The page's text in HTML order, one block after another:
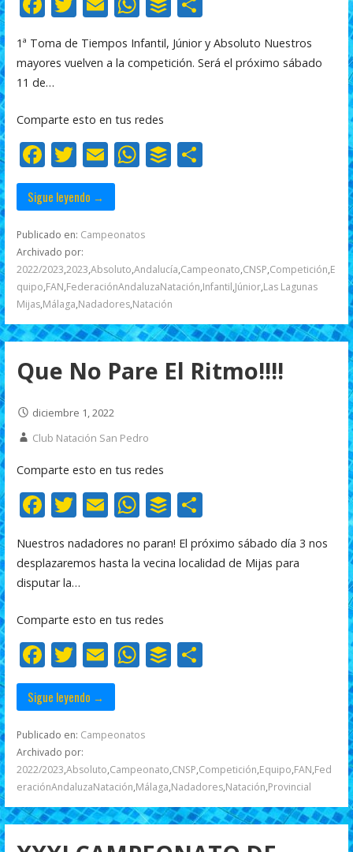
ac
e
b
o
k
ittai
h
at
s
p
p
uf
f m
r
1ª Toma de Tiempos Infantil, Júnior y Absoluto Nuestros
mayores vuelven a la competición. Será el próximo sábado
11 de…
Comparte esto en tus redes
F
ac
e
b
o
o
k
T
w
itt
er
E
m
ai
l
W
s
p
p
B C
ti
Sigue leyendo →
Publicado en: Campeonatos
Archivado por:
2022/2023,2023,Absoluto,Andalucía,Campeonato,CNSP,Competición,E
quipo,FAN,FederaciónAndaluzaNatación,Infantil,Júnior,Las Lagunas
Mijas,Málaga,Nadadores,Natación
Que No Pare El Ritmo!!!!
diciembre 1, 2022
Club Natación San Pedro
Comparte esto en tus redes
F
e
b
o
k
T
w
itt
er
E
ai
W
at
p
p
B
uf
f
C
o
m
r
Nuestros nadadores no paran! El próximo sábado día 3 nos
desplazaremos hasta la vecina localidad de Mijas para
disputar la…
Comparte esto en tus redes
F
ac
e
b
o
o
k
T
w
itt
er
E
m
ai
l
W
s
p
p
B C
ti
r
Sigue leyendo →
Publicado en: Campeonatos
Archivado por:
2022/2023,Absoluto,Campeonato,CNSP,Competición,Equipo,FAN,Fed
eraciónAndaluzaNatación,Málaga,Nadadores,Natación,Provincial